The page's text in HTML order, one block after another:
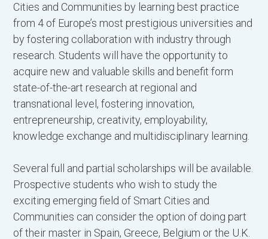
Cities and Communities by learning best practice
from 4 of Europe’s most prestigious universities and
by fostering collaboration with industry through
research. Students will have the opportunity to
acquire new and valuable skills and benefit form
state-of-the-art research at regional and
transnational level, fostering innovation,
entrepreneurship, creativity, employability,
knowledge exchange and multidisciplinary learning.
Several full and partial scholarships will be available.
Prospective students who wish to study the
exciting emerging field of Smart Cities and
Communities can consider the option of doing part
of their master in Spain, Greece, Belgium or the U.K.